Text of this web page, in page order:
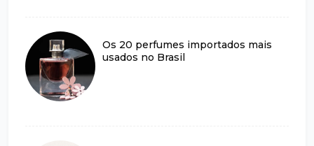
Os 20 perfumes importados mais
usados no Brasil